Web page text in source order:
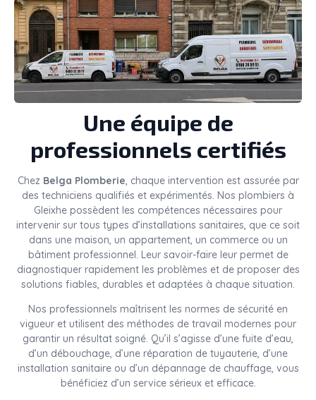
Une équipe de
professionnels certifiés
Chez Belga Plomberie , chaque intervention est assurée par
des techniciens qualifiés et expérimentés. Nos plombiers à
Gleixhe possèdent les compétences nécessaires pour
intervenir sur tous types d’installations sanitaires, que ce soit
dans une maison, un appartement, un commerce ou un
bâtiment professionnel. Leur savoir-faire leur permet de
diagnostiquer rapidement les problèmes et de proposer des
solutions fiables, durables et adaptées à chaque situation.
Nos professionnels maîtrisent les normes de sécurité en
vigueur et utilisent des méthodes de travail modernes pour
garantir un résultat soigné. Qu’il s’agisse d’une fuite d’eau,
d’un débouchage, d’une réparation de tuyauterie, d’une
installation sanitaire ou d’un dépannage de chauffage, vous
bénéficiez d’un service sérieux et efficace.